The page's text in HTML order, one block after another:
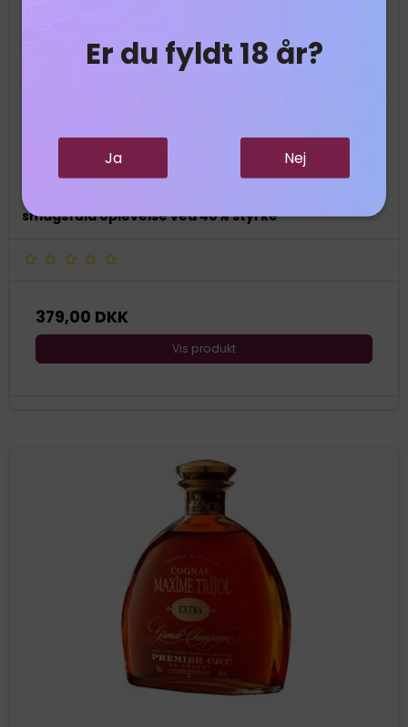
Er du fyldt 18 år?
Ja Nej
En fornem blanding af håndværk og tradition, hvor
Maxime Trijol VSOP leverer en velafbalanceret og
smagsfuld oplevelse ved 40% styrke
379,00 DKK
Vis produkt